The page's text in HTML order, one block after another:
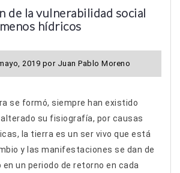
de la vulnerabilidad social
hídricos
2019 por Juan Pablo Moreno
se formó, siempre han existido
su fisiografía, por causas
la tierra es un ser vivo que está
y las manifestaciones se dan de
un periodo de retorno en cada